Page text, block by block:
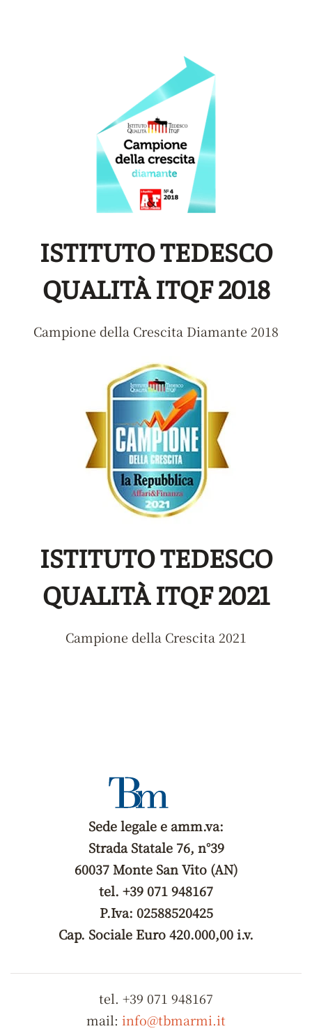
ISTITUTO TEDESCO
QUALITÀ ITQF 2018
Campione della Crescita Diamante 2018
ISTITUTO TEDESCO
QUALITÀ ITQF 2021
Campione della Crescita 2021
Sede legale e amm.va:
Strada Statale 76, n°39
60037 Monte San Vito (AN)
tel. +39 071 948167
P.Iva: 02588520425
Cap. Sociale Euro 420.000,00 i.v.
tel. +39 071 948167
mail: info@tbmarmi.it